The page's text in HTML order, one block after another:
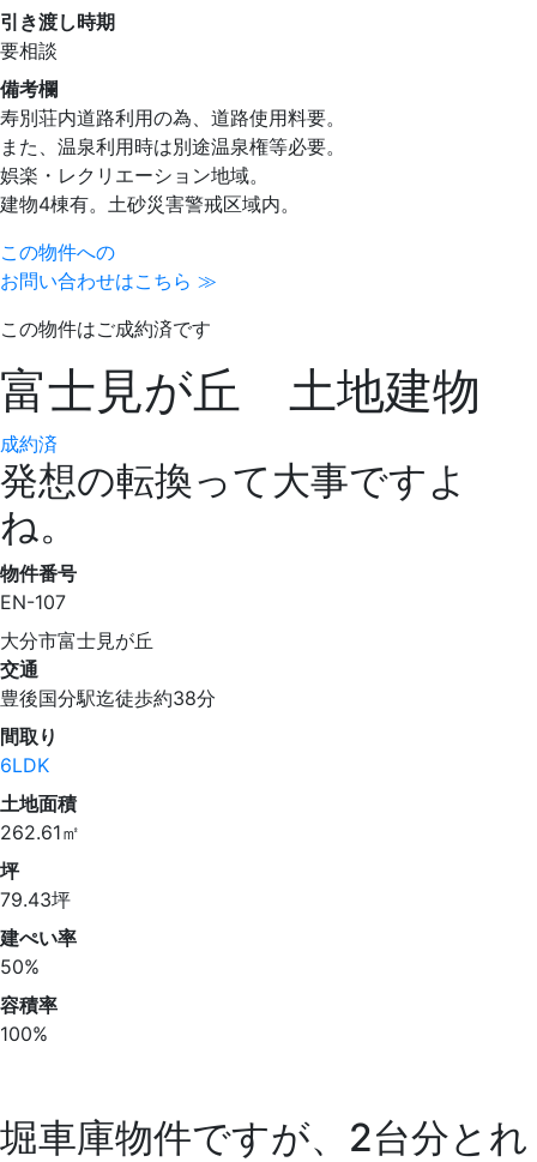
引き渡し時期
要相談
備考欄
寿別荘内道路利用の為、道路使用料要。
また、温泉利用時は別途温泉権等必要。
娯楽・レクリエーション地域。
建物4棟有。土砂災害警戒区域内。
この物件への
お問い合わせはこちら ≫
この物件はご成約済です
富士見が丘 土地建物
成約済
発想の転換って大事ですよ
ね。
物件番号
EN-107
大分市富士見が丘
交通
豊後国分駅迄徒歩約38分
間取り
6LDK
土地面積
262.61㎡
坪
79.43坪
建ぺい率
50%
容積率
100%
堀車庫物件ですが、2台分とれ